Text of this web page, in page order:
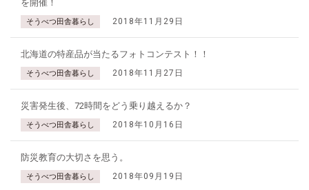
を開催！
そうべつ田舎暮らし 2018年11月29日
北海道の特産品が当たるフォトコンテスト！！
そうべつ田舎暮らし 2018年11月27日
災害発生後、72時間をどう乗り越えるか？
そうべつ田舎暮らし 2018年10月16日
防災教育の大切さを思う。
そうべつ田舎暮らし 2018年09月19日